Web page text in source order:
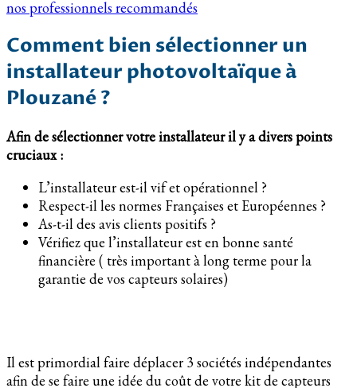
nos professionnels recommandés
Comment bien sélectionner un
installateur photovoltaïque à
Plouzané ?
Afin de sélectionner votre installateur il y a divers points
cruciaux :
L’installateur est-il vif et opérationnel ?
Respect-il les normes Françaises et Européennes ?
As-t-il des avis clients positifs ?
Vérifiez que l’installateur est en bonne santé
financière ( très important à long terme pour la
garantie de vos capteurs solaires)
Il est primordial faire déplacer 3 sociétés indépendantes
afin de se faire une idée du coût de votre kit de capteurs